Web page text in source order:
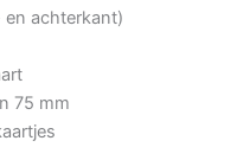
achterkant)
75 mm